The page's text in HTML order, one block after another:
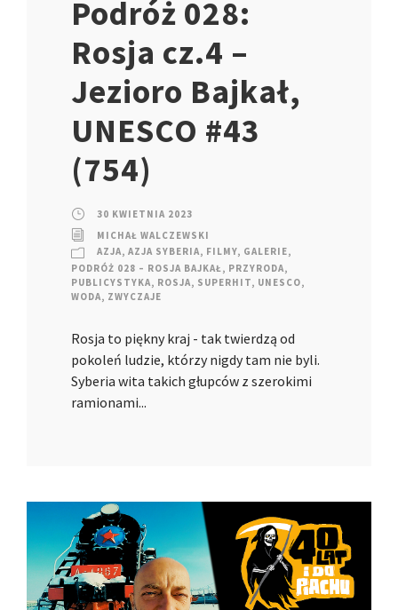
Podróż 028:
Rosja cz.4 –
Jezioro Bajkał,
UNESCO #43
(754)
30 KWIETNIA 2023
MICHAŁ WALCZEWSKI
AZJA, AZJA SYBERIA, FILMY, GALERIE,
PODRÓŻ 028 – ROSJA BAJKAŁ , PRZYRODA,
PUBLICYSTYKA, ROSJA, SUPERHIT, UNESCO,
WODA, ZWYCZAJE
Rosja to piękny kraj - tak twierdzą od
pokoleń ludzie, którzy nigdy tam nie byli.
Syberia wita takich głupców z szerokimi
ramionami...